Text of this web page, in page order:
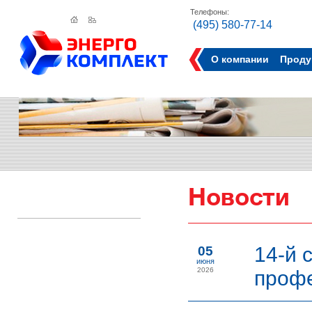
Телефоны:
(495) 580-77-14
О компании
Новости
05
июня
2026
14-й